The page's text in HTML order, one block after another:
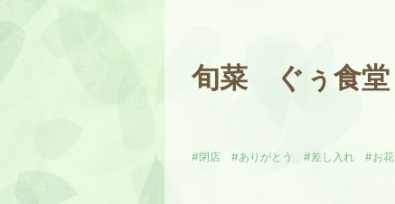
旬菜 ぐぅ食堂
#閉店 #ありがとう #差し入れ #お花